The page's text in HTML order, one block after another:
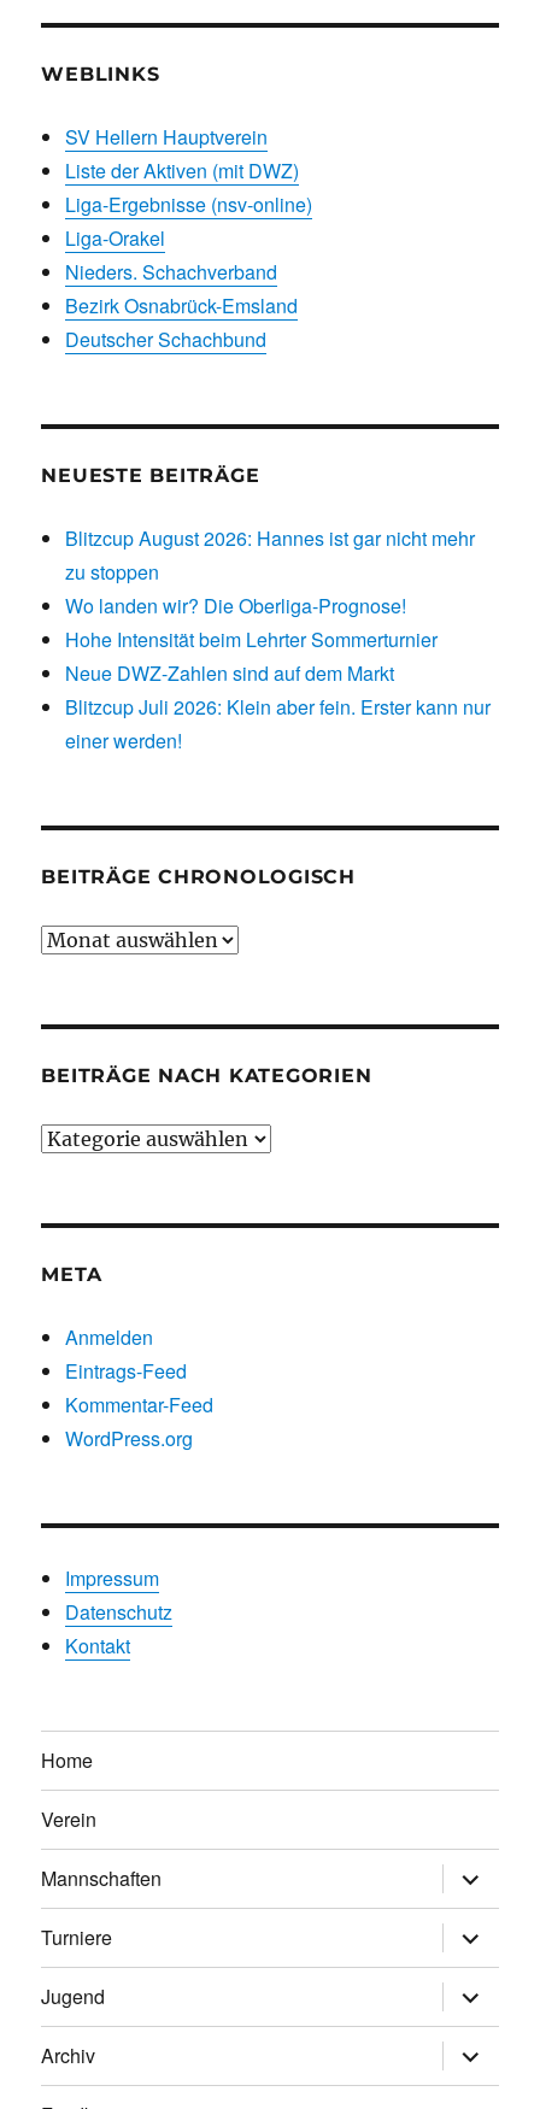
WEBLINKS
SV Hellern Hauptverein
Liste der Aktiven (mit DWZ)
Liga-Ergebnisse (nsv-online)
Liga-Orakel
Nieders. Schachverband
Bezirk Osnabrück-Emsland
Deutscher Schachbund
NEUESTE BEITRÄGE
Blitzcup August 2026: Hannes ist gar nicht mehr
zu stoppen
Wo landen wir? Die Oberliga-Prognose!
Hohe Intensität beim Lehrter Sommerturnier
Neue DWZ-Zahlen sind auf dem Markt
Blitzcup Juli 2026: Klein aber fein. Erster kann nur
einer werden!
BEITRÄGE CHRONOLOGISCH
Beiträge
BEITRÄGE NACH KATEGORIEN
Beiträge
META
Anmelden
Eintrags-Feed
Kommentar-Feed
WordPress.org
Impressum
Datenschutz
Kontakt
Home
Verein
Mannschaften
anzeigen
Turniere
anzeigen
Jugend
anzeigen
Archiv
anzeigen